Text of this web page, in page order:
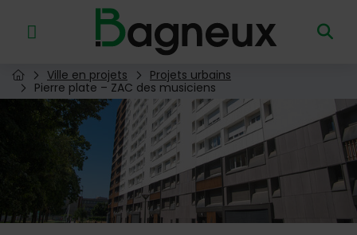
Menu de raccourcis
Retour à l'accueil
Page d'accueil du site
Ville en projets
Projets urbains
Pierre plate – ZAC des musiciens